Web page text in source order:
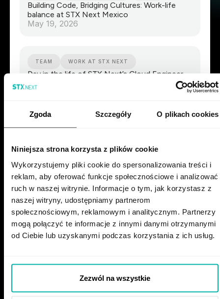
Zgoda Szczegóły O plikach cookies
Niniejsza strona korzysta z plików cookie
Wykorzystujemy pliki cookie do spersonalizowania treści i
reklam, aby oferować funkcje społecznościowe i analizować
ruch w naszej witrynie. Informacje o tym, jak korzystasz z
naszej witryny, udostępniamy partnerom
społecznościowym, reklamowym i analitycznym. Partnerzy
mogą połączyć te informacje z innymi danymi otrzymanymi
od Ciebie lub uzyskanymi podczas korzystania z ich usług.
Zezwól na wszystkie
Building Code, Bridging Cultures: Work-life
balance at STX Next Mexico
May 19, 2026
TEAM WORK AT STX NEXT
Day in the life of STX Next’s Cloud Engineer
September 12, 2025
recruitment@stxnext.com